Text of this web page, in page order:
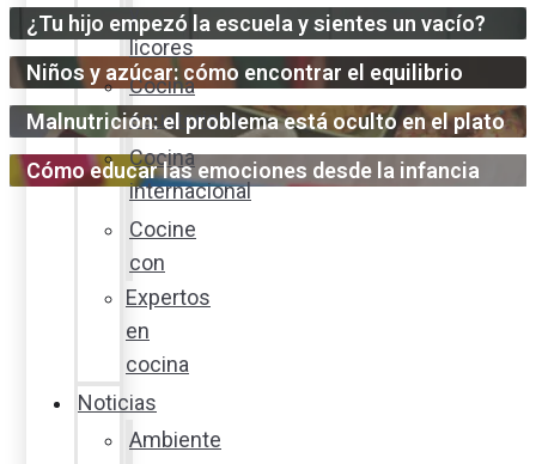
y
licores
Cocina
ecuatoriana
Cocina
internacional
Cocine
con
Expertos
en
cocina
Noticias
Ambiente
¿Tu hijo empezó la escuela y sientes un vacío?
Niños y azúcar: cómo encontrar el equilibrio
Malnutrición: el problema está oculto en el plato
Cómo educar las emociones desde la infancia